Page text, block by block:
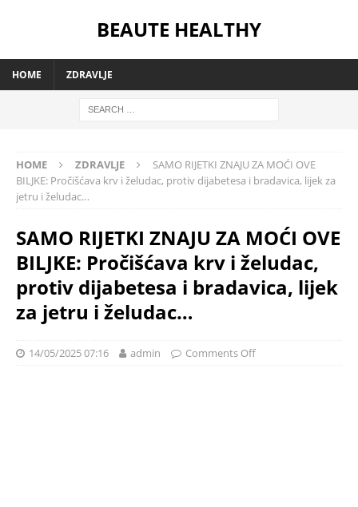
BEAUTE HEALTHY
HOME ZDRAVLJE
HOME ZDRAVLJE
SAMO RIJETKI ZNAJU ZA MOĆI OVE
BILJKE: Pročišćava krv i želudac, protiv dijabetesa i bradavica, lijek za
jetru i želudac…
SAMO RIJETKI ZNAJU ZA MOĆI OVE
BILJKE: Pročišćava krv i želudac,
protiv dijabetesa i bradavica, lijek
za jetru i želudac…
14/05/2025 07:16 admin Comments Off